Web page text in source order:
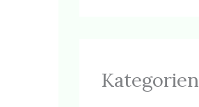
Kategorien